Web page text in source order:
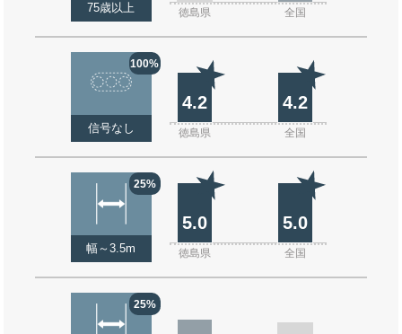
75歳以上 徳島県 全国
100%
信号なし
4.2 4.2
徳島県 全国
25%
幅～3.5m
5.0 5.0
徳島県 全国
25%